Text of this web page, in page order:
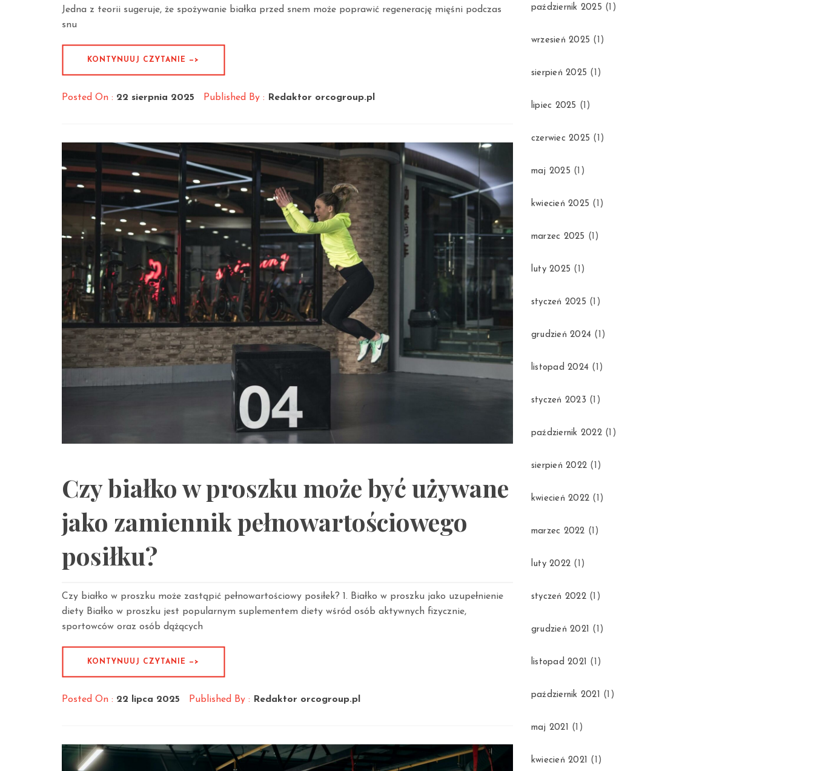
Jedna z teorii sugeruje, że spożywanie białka przed snem może poprawić regenerację mięśni podczas
snu
KONTYNUUJ CZYTANIE —>
Posted On : 22 sierpnia 2025 Published By : Redaktor orcogroup.pl
Czy białko w proszku może być używane
jako zamiennik pełnowartościowego
posiłku?
Czy białko w proszku może zastąpić pełnowartościowy posiłek? 1. Białko w proszku jako uzupełnienie
diety Białko w proszku jest popularnym suplementem diety wśród osób aktywnych fizycznie,
sportowców oraz osób dążących
KONTYNUUJ CZYTANIE —>
Posted On : 22 lipca 2025 Published By : Redaktor orcogroup.pl
październik 2025 (1)
wrzesień 2025 (1)
sierpień 2025 (1)
lipiec 2025 (1)
czerwiec 2025 (1)
maj 2025 (1)
kwiecień 2025 (1)
marzec 2025 (1)
luty 2025 (1)
styczeń 2025 (1)
grudzień 2024 (1)
listopad 2024 (1)
styczeń 2023 (1)
październik 2022(1)
sierpień 2022 (1)
kwiecień 2022 (1)
marzec 2022 (1)
luty 2022 (1)
styczeń 2022(1)
grudzień 2021 (1)
listopad 2021 (1)
październik 2021 (1)
maj 2021 (1)
kwiecień 2021 (1)